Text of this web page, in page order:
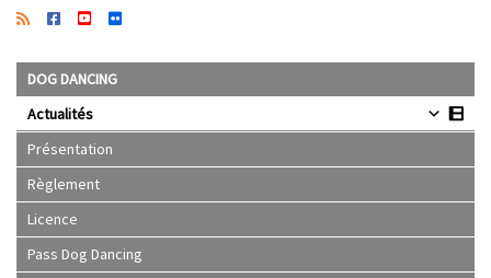
DOG DANCING
Actualités
Présentation
Règlement
Licence
Pass Dog Dancing